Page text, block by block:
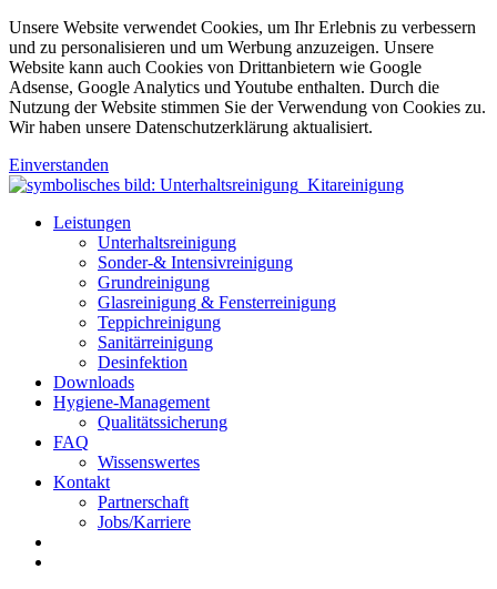
Unsere Website verwendet Cookies, um Ihr Erlebnis zu verbessern
und zu personalisieren und um Werbung anzuzeigen. Unsere
Website kann auch Cookies von Drittanbietern wie Google
Adsense, Google Analytics und Youtube enthalten. Durch die
Nutzung der Website stimmen Sie der Verwendung von Cookies zu.
Wir haben unsere Datenschutzerklärung aktualisiert.
Einverstanden
Leistungen
Unterhaltsreinigung
Sonder-& Intensivreinigung
Grundreinigung
Glasreinigung & Fensterreinigung
Teppichreinigung
Sanitärreinigung
Desinfektion
Downloads
Hygiene-Management
Qualitätssicherung
FAQ
Wissenswertes
Kontakt
Partnerschaft
Jobs/Karriere